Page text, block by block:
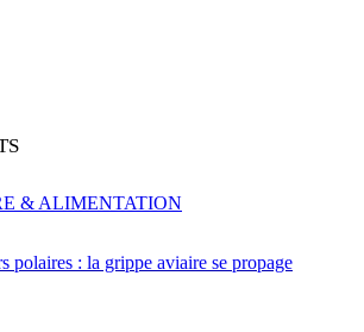
polaires : la grippe aviaire se propage
& ALIMENTATION